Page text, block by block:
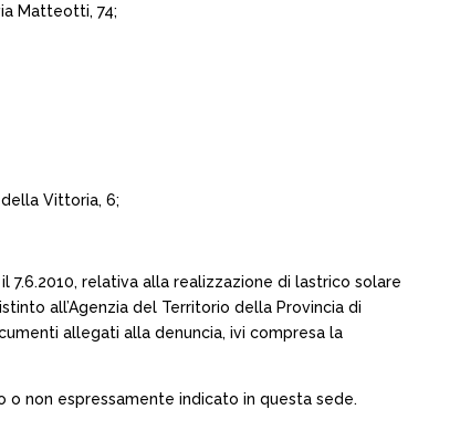
Matteotti, 74;
Vittoria, 6;
7.6.2010, relativa alla realizzazione di lastrico solare
all’Agenzia del Territorio della Provincia di
allegati alla denuncia, ivi compresa la
non espressamente indicato in questa sede.